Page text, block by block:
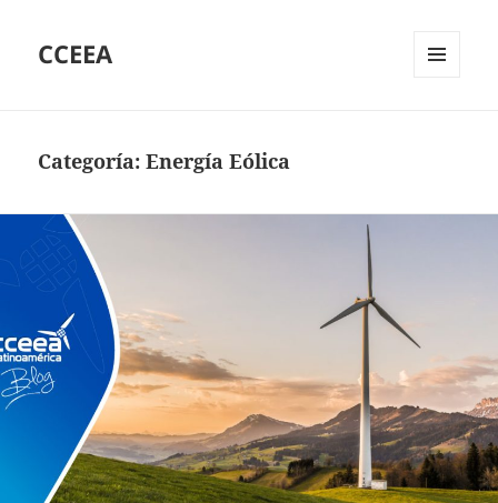
CCEEA
Categoría:Energía Eólica